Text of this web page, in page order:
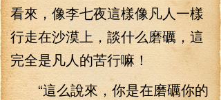
看來，像李七夜這樣像凡人一樣
行走在沙漠上，談什么磨礪，這
完全是凡人的苦行嘛！
“這么說來，你是在磨礪你的